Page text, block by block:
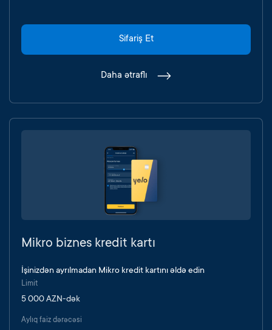
Sifariş Et
Daha ətraflı
Mikro biznes kredit kartı
İşinizdən ayrılmadan Mikro kredit kartını əldə edin
Limit
5 000 AZN-dək
Aylıq faiz dərəcəsi